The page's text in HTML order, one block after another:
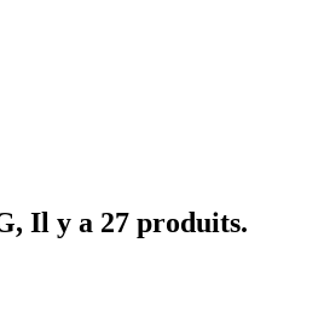
Il y a 27 produits.